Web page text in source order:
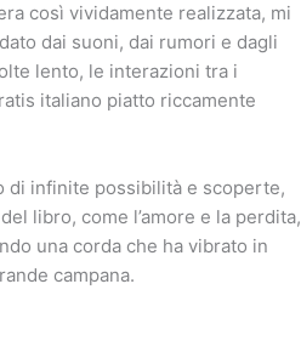
così vividamente realizzata, mi
dai suoni, dai rumori e dagli
lento, le interazioni tra i
italiano piatto riccamente
di infinite possibilità e scoperte,
libro, come l’amore e la perdita,
una corda che ha vibrato in
campana.